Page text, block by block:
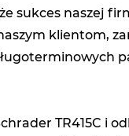
sukces naszej
klientom,
TR415C i